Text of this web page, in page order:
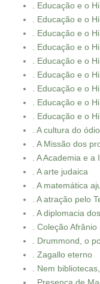
. Educação e o
. Educação e o
. Educação e o
. Educação e o
. Educação e o
. Educação e o
. Educação e o
. Educação e o
. Educação e o
. A cultura do ódio
. A Missão dos
. A Academia e
. A arte judaica
. A matemática
. A atração pelo
. A diplomacia
. Coleção
. Drummond, o
. Zagallo eterno
. Nem